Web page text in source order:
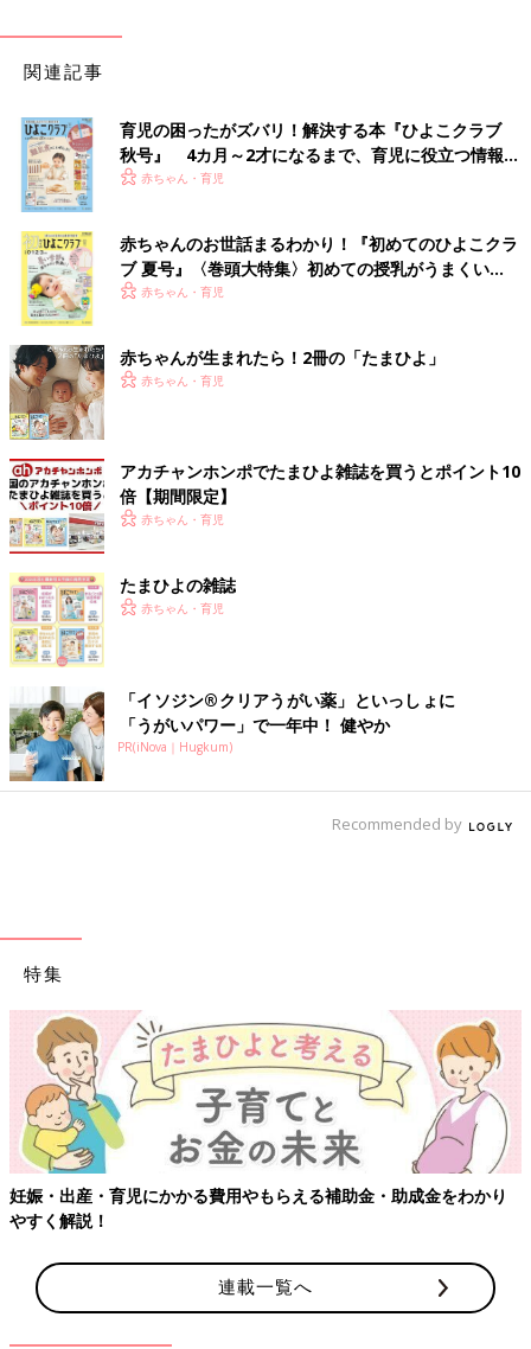
関連記事
育児の困ったがズバリ！解決する本『ひよこクラブ
秋号』 4カ月～2才になるまで、育児に役立つ情報が
いっぱい！
赤ちゃん・育児
赤ちゃんのお世話まるわかり！『初めてのひよこクラ
ブ 夏号』〈巻頭大特集〉初めての授乳がうまくい
く！ おっぱい・ミルクの基本と夏のトラブル 解決テ
赤ちゃん・育児
赤ちゃんが生まれたら！2冊の「たまひよ」
赤ちゃん・育児
アカチャンホンポでたまひよ雑誌を買うとポイント10
倍【期間限定】
赤ちゃん・育児
たまひよの雑誌
赤ちゃん・育児
「イソジン®クリアうがい薬」といっしょに
「うがいパワー」で一年中！ 健やか
PR(iNova｜Hugkum)
Recommended by
特集
妊娠・出産・育児にかかる費用やもらえる補助金・助成金をわかり
やすく解説！
連載一覧へ